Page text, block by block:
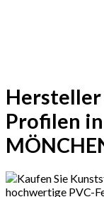
Hersteller
Profilen in